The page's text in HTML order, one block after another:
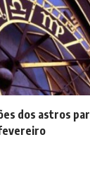
dos astros